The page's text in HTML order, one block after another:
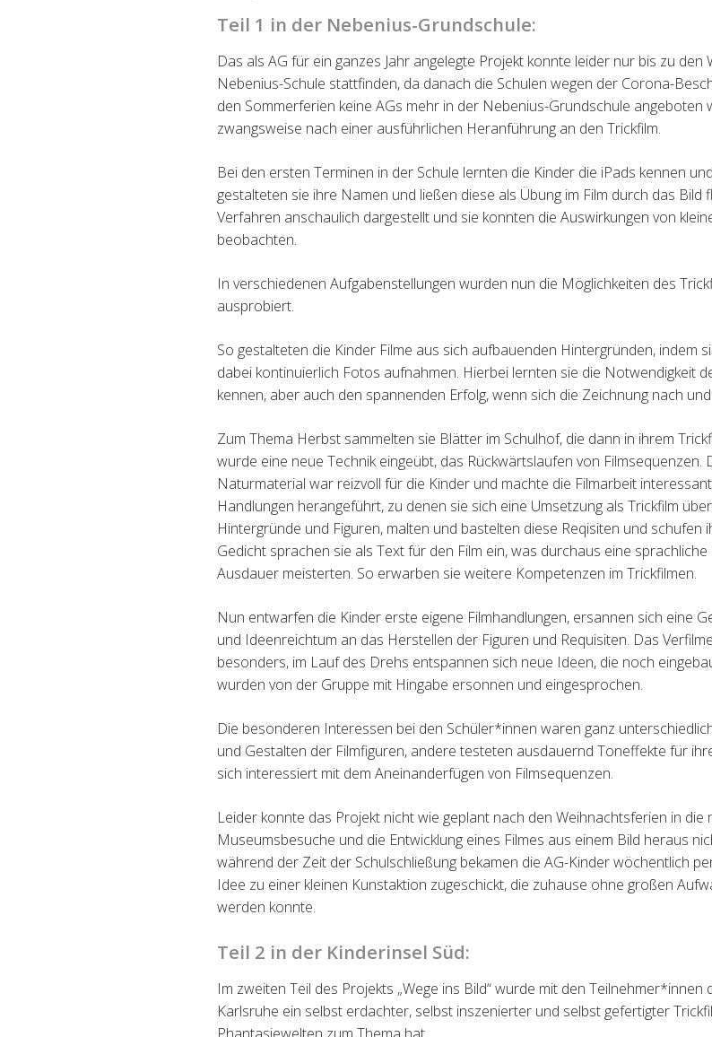
Teil 1 in der Nebenius-Grundschule:
Das als AG für ein ganzes Jahr angelegte Projekt konnte leider nur bis zu den
Nebenius-Schule stattfinden, da danach die Schulen wegen der Corona-
den Sommerferien keine AGs mehr in der Nebenius-Grundschule angeboten
zwangsweise nach einer ausführlichen Heranführung an den Trickfilm.
Bei den ersten Terminen in der Schule lernten die Kinder die iPads kennen und
gestalteten sie ihre Namen und ließen diese als Übung im Film durch das
Verfahren anschaulich dargestellt und sie konnten die Auswirkungen von
beobachten.
In verschiedenen Aufgabenstellungen wurden nun die Möglichkeiten des
ausprobiert.
So gestalteten die Kinder Filme aus sich aufbauenden Hintergründen, indem
dabei kontinuierlich Fotos aufnahmen. Hierbei lernten sie die Notwendigkeit
kennen, aber auch den spannenden Erfolg, wenn sich die Zeichnung nach und
Zum Thema Herbst sammelten sie Blätter im Schulhof, die dann in ihrem Trick
wurde eine neue Technik eingeübt, das Rückwärtslaufen von
Naturmaterial war reizvoll für die Kinder und machte die Filmarbeit
Handlungen herangeführt, zu denen sie sich eine Umsetzung als Trickfilm
Hintergründe und Figuren, malten und bastelten diese Reqisiten und schufen
Gedicht sprachen sie als Text für den Film ein, was durchaus eine
Ausdauer meisterten. So erwarben sie weitere Kompetenzen im Trickfilmen.
Nun entwarfen die Kinder erste eigene Filmhandlungen, ersannen sich eine
und Ideenreichtum an das Herstellen der Figuren und Requisiten. Das
besonders, im Lauf des Drehs entspannen sich neue Ideen, die noch
wurden von der Gruppe mit Hingabe ersonnen und eingesprochen.
Die besonderen Interessen bei den Schüler*innen waren ganz
und Gestalten der Filmfiguren, andere testeten ausdauernd Toneffekte für
sich interessiert mit dem Aneinanderfügen von Filmsequenzen.
Leider konnte das Projekt nicht wie geplant nach den Weihnachtsferien in die
Museumsbesuche und die Entwicklung eines Filmes aus einem Bild heraus
während der Zeit der Schulschließung bekamen die AG-Kinderwöchentlich
Idee zu einer kleinen Kunstaktion zugeschickt, die zuhause ohne großen
werden konnte.
Teil 2 in der Kinderinsel Süd:
Im zweiten Teil des Projekts „Wege ins Bild“ wurde mit den Teilnehmer*innen
Karlsruhe ein selbst erdachter, selbst inszenierter und selbst gefertigter
Phantasiewelten zum Thema hat.